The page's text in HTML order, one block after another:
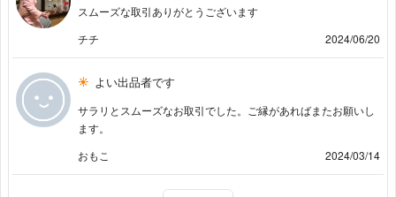
スムーズな取引ありがとうございます
チチ
2024/06/20
よい出品者です
サラリとスムーズなお取引でした。ご縁があればまたお願いし
ます。
おもこ
2024/03/14